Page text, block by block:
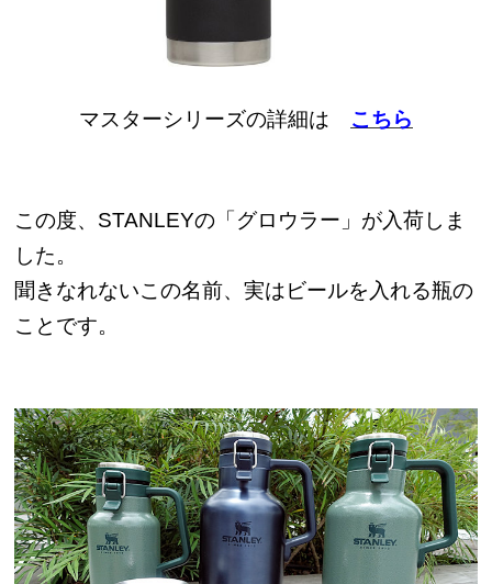
マスターシリーズの詳細は こちら
この度、STANLEYの「グロウラー」が入荷しま
した。
聞きなれないこの名前、実はビールを入れる瓶の
ことです。